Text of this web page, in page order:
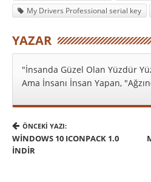
My Drivers Professional serial key
YAZAR
"İnsanda Güzel Olan Yüzdür
Ama İnsanı İnsan Yapan,
ÖNCEKI YAZI:
WINDOWS 10 ICONPACK 1.0
İNDIR